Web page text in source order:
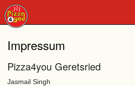
Impressum
Pizza4you Geretsried
Jasmail Singh